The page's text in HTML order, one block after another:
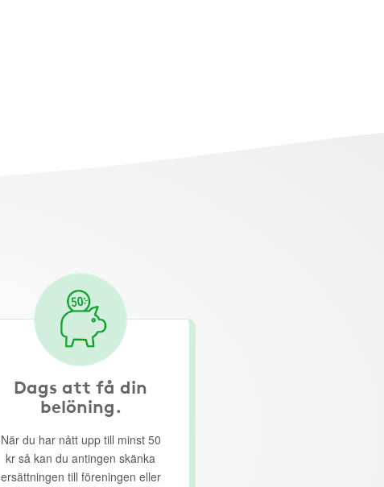
Dags att få din
belöning.
När du har nått upp till minst 50
kr så kan du antingen skänka
ersättningen till föreningen eller